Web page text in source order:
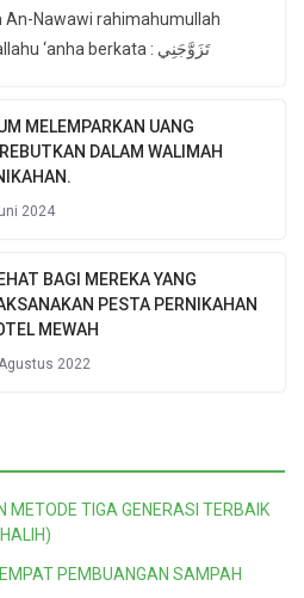
An-Nawawi rahimahumullah
Ta’ala Dari Aisyah radhiyallahu ‘anha berkata : تَزَوَّجَنِي
MELEMPARKAN UANG
DALAM WALIMAH
2024
BAGI MEREKA YANG
PESTA PERNIKAHAN
MEWAH
2022
METODE TIGA GENERASI TERBAIK
PEMBUANGAN SAMPAH